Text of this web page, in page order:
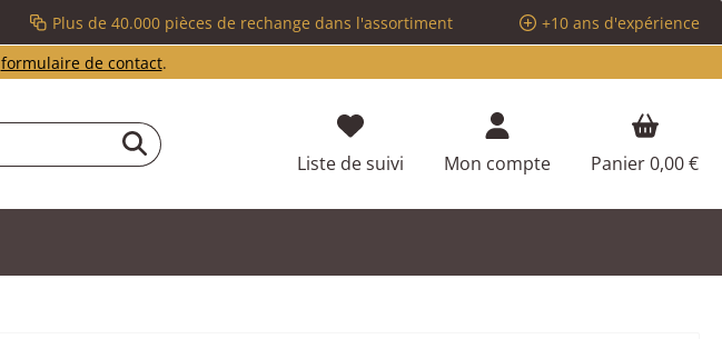
Plus de 40.000 pièces de rechange dans l'assortiment
+10 ans d'expérience
formulaire de contact.
Liste de suivi Vous avez 0 articles dans votre liste
Mon compte Panier0,00 €